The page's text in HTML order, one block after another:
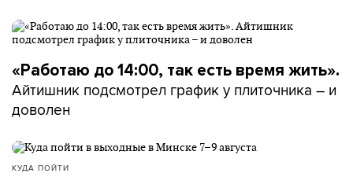
«Работаю до 14:00, так есть время жить».
Айтишник подсмотрел график у плиточника – и
доволен
КУДА ПОЙТИ